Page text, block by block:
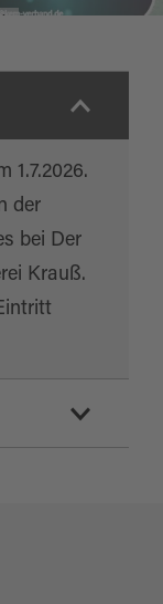
1.7.2026.
der
bei Der
Krauß.